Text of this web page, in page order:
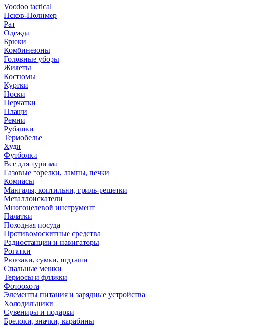
Voodoo tactical
Псков-Полимер
Рат
Одежда
Брюки
Комбинезоны
Головные уборы
Жилеты
Костюмы
Куртки
Носки
Перчатки
Плащи
Ремни
Рубашки
Термобелье
Худи
Футболки
Все для туризма
Газовые горелки, лампы, печки
Компасы
Мангалы, коптильни, гриль-решетки
Металлоискатели
Многоцелевой инструмент
Палатки
Походная посуда
Противомоскитные средства
Радиостанции и навигаторы
Рогатки
Рюкзаки, сумки, ягдташи
Спальные мешки
Термосы и фляжки
Фотоохота
Элементы питания и зарядные устройства
Холодильники
Сувениры и подарки
Брелоки, значки, карабины